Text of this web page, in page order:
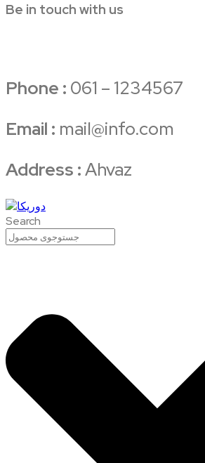
Be in touch with us
Phone : 061 – 1234567
Email : mail@info.com
Address :Ahvaz
Search